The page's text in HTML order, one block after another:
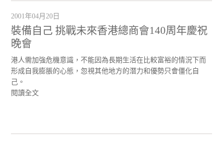
2001年04月20日
裝備自己 挑戰未來香港總商會140周年慶祝
晚會
港人需加強危機意識，不能因為長期生活在比較富裕的情況下而
形成自我膨脹的心態，忽視其他地方的潛力和優勢只會僵化自
己。
閱讀全文